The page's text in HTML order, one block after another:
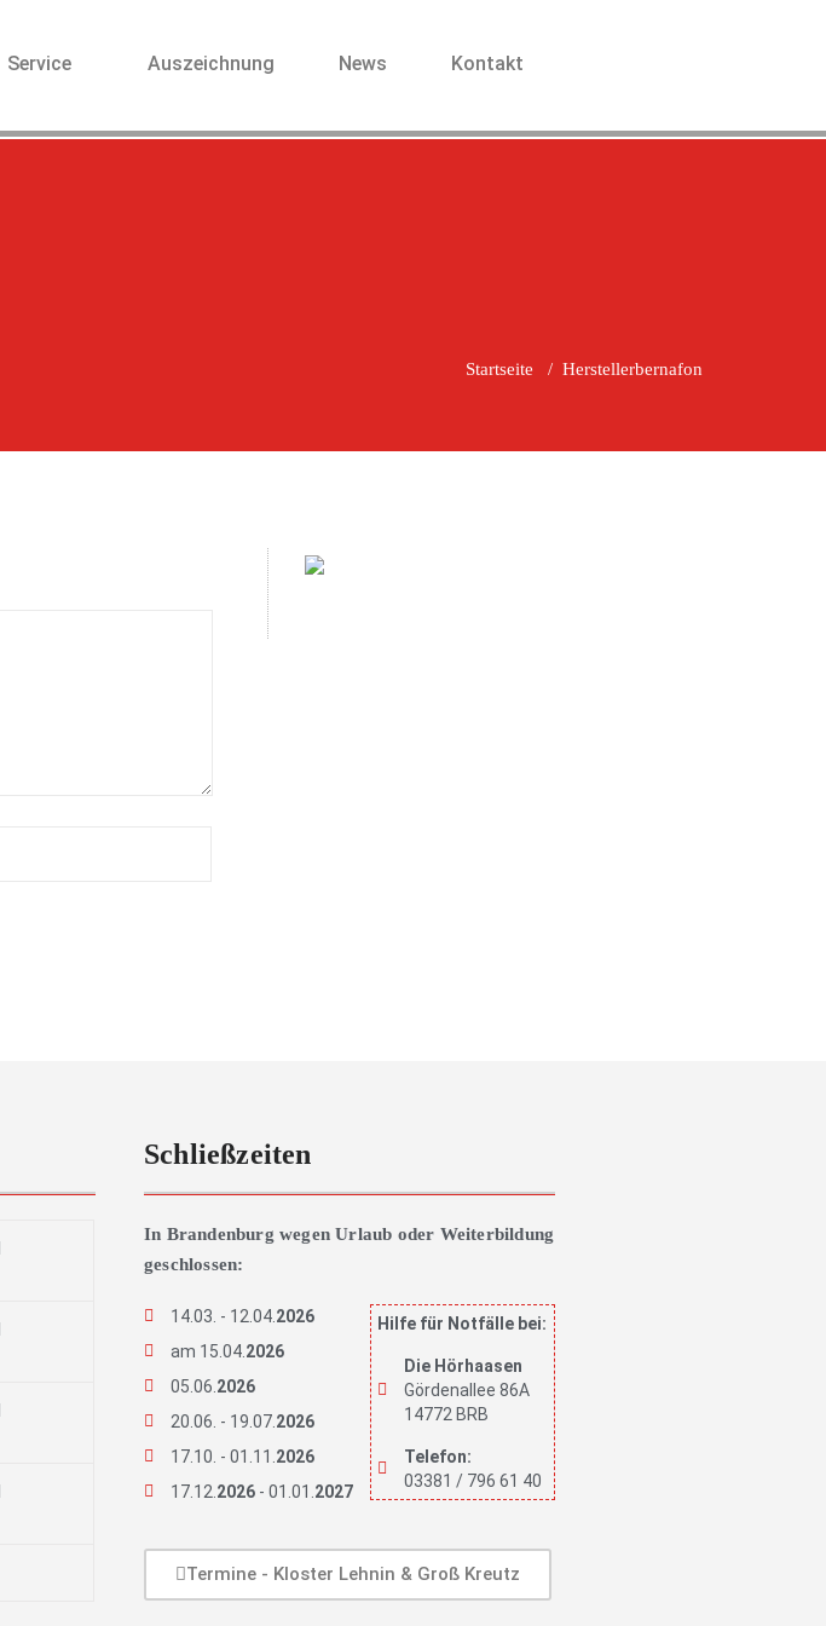
Service Auszeichnung News Kontakt
Startseite / Herstellerbernafon
Schließzeiten
In Brandenburg wegen Urlaub oder Weiterbildung
geschlossen:
14.03. - 12.04. 2026
am 15.04. 2026
05.06. 2026
20.06. - 19.07. 2026
17.10. - 01.11. 2026
17.12. 2026 - 01.01. 2027
Hilfe für Notfälle bei:
Die Hörhaasen
Gördenallee 86A
14772 BRB
Telefon:
03381 / 796 61 40
Termine - Kloster Lehnin & Groß Kreutz